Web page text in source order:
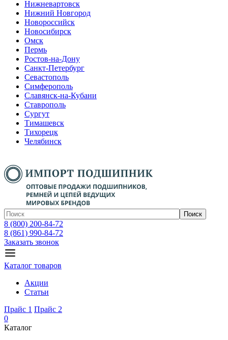
Нижневартовск
Нижний Новгород
Новороссийск
Новосибирск
Омск
Пермь
Ростов-на-Дону
Санкт-Петербург
Севастополь
Симферополь
Славянск-на-Кубани
Ставрополь
Сургут
Тимашевск
Тихорецк
Челябинск
Поиск
8 (800) 200-84-72
8 (861) 990-84-72
Заказать звонок
Каталог товаров
Акции
Статьи
Прайс 1 Прайс 2
0
Каталог